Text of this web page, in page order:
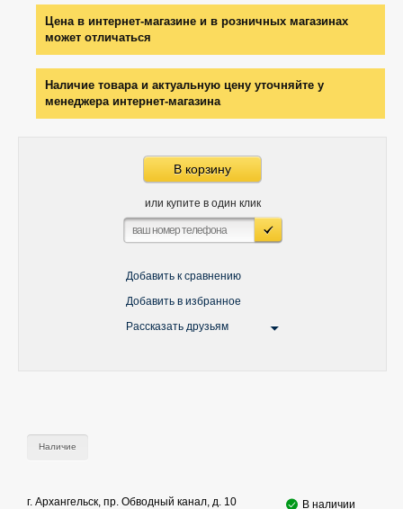
Цена в интернет-магазине и в розничных магазинах
может отличаться
Наличие товара и актуальную цену уточняйте у
менеджера интернет-магазина
В корзину
или купите в один клик
Добавить к сравнению
Добавить в избранное
Рассказать друзьям
Наличие
г. Архангельск, пр. Обводный канал, д. 10
В наличии